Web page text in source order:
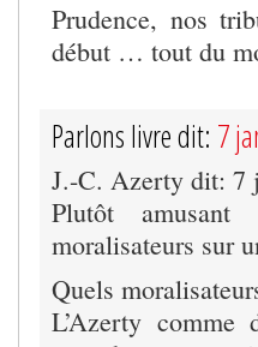
Prudence, nos
début … tout du
Parlons livre dit: 7
J.-C. Azerty dit: 7
Plutôt
moralisateurs sur
Quels
L’Azerty comme